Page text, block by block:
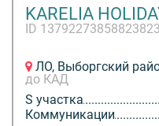
KARELIA
ID 13792273858823823
ЛО, Выборгский
до КАД
S участка
Коммуникации